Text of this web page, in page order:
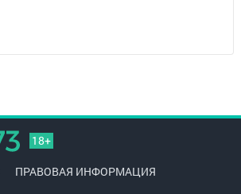
18+
ПРАВОВАЯ ИНФОРМАЦИЯ